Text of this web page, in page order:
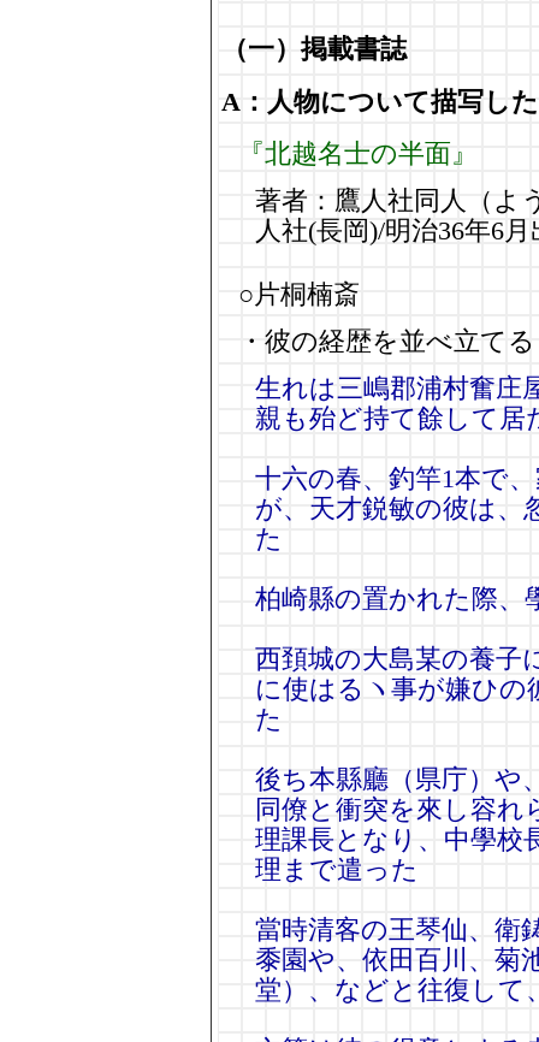
（一）掲載書誌
A：人物について描写し
『北越名士の半面』
著者：鷹人社同人（
人社(長岡)/明治36年6月
○片桐楠斎
・彼の経歴を並べ立て
生れは三嶋郡浦村奮庄
親も殆ど持て餘して居
十六の春、釣竿1本で
が、天才鋭敏の彼は、
た
柏崎縣の置かれた際、
西頚城の大島某の養子
に使はるヽ事が嫌ひ
た
後ち本縣廳（県庁）や
同僚と衝突を來し容
理課長となり、中學校
理まで遣った
當時清客の王琴仙、衛
黍園や、依田百川、菊
堂）、などと往復して